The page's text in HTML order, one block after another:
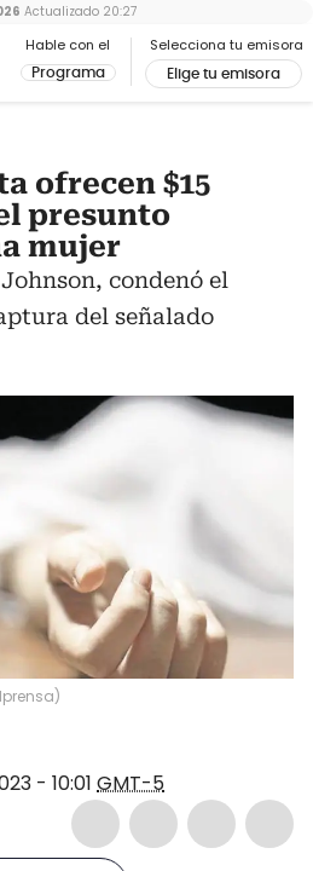
Hable con el
Programa
Selecciona tu emisora
Elige tu emisora
Actualizado 20:27
ofrecen $15
presunto
mujer
condenó el
del señalado
)
- 10:01 GMT-5